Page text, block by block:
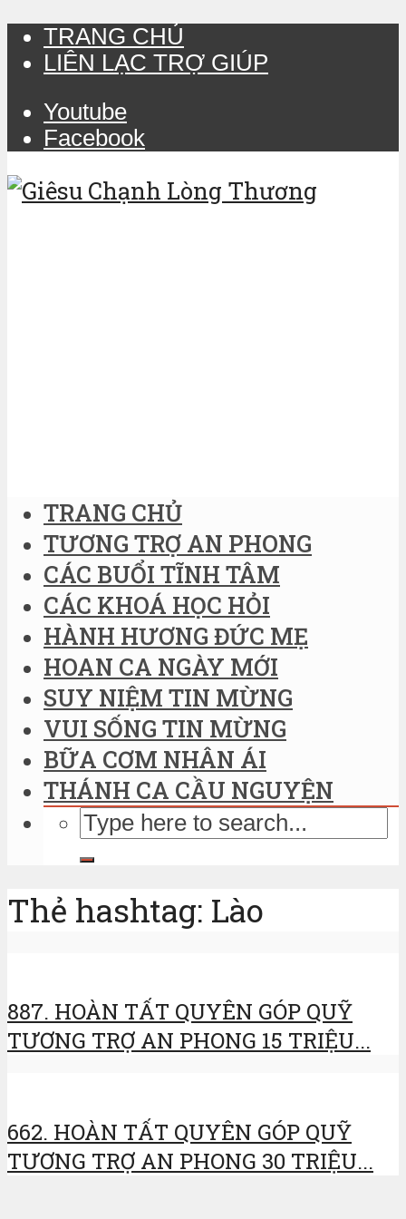
TRANG CHỦ
LIÊN LẠC TRỢ GIÚP
Youtube
Facebook
TRANG CHỦ
TƯƠNG TRỢ AN PHONG
CÁC BUỔI TĨNH TÂM
CÁC KHOÁ HỌC HỎI
HÀNH HƯƠNG ĐỨC MẸ
HOAN CA NGÀY MỚI
SUY NIỆM TIN MỪNG
VUI SỐNG TIN MỪNG
BỮA CƠM NHÂN ÁI
THÁNH CA CẦU NGUYỆN
Thẻ hashtag: Lào
887. HOÀN TẤT QUYÊN GÓP QUỸ
TƯƠNG TRỢ AN PHONG 15 TRIỆU...
662. HOÀN TẤT QUYÊN GÓP QUỸ
TƯƠNG TRỢ AN PHONG 30 TRIỆU...